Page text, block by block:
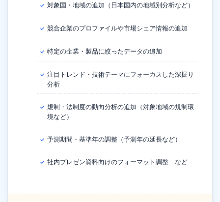
✓ 対象国・地域の追加（日本国内の地域別分析など）
✓ 競合企業のプロファイルや市場シェア情報の追加
✓ 特定の企業・製品に絞ったデータの追加
✓ 注目トレンド・技術テーマにフォーカスした深掘り
分析
✓ 規制・法制度の動向分析の追加（対象地域の規制環
境など）
✓ 予測期間・基準年の調整（予測年の延長など）
✓ 社内プレゼン資料向けのフォーマット調整 など